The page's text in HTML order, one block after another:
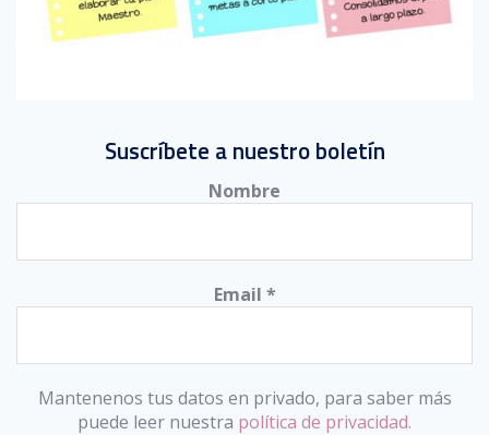
Suscríbete a nuestro boletín
Nombre
Email *
Mantenenos tus datos en privado, para saber más
puede leer nuestra política de privacidad.